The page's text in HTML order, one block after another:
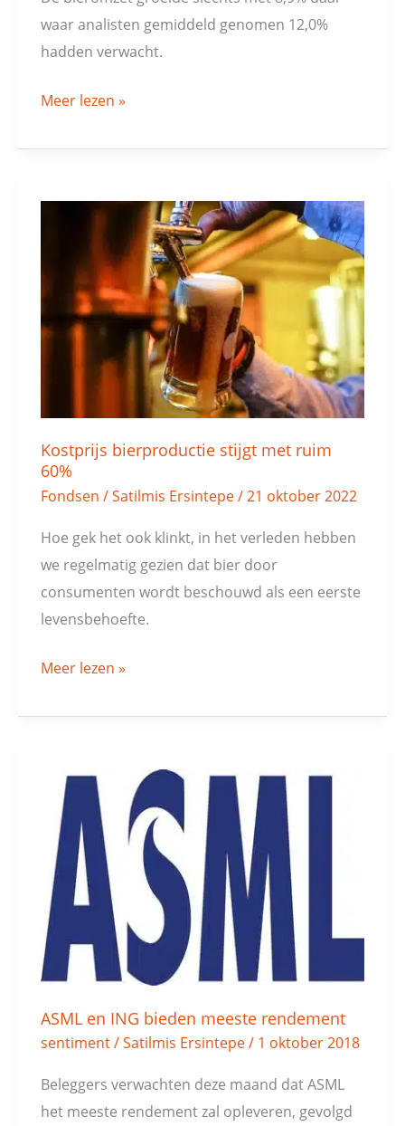
waar analisten gemiddeld genomen 12,0%
hadden verwacht.
Meer lezen »
Kostprijs bierproductie stijgt met ruim
60%
Fondsen /Satilmis Ersintepe/21 oktober 2022
Hoe gek het ook klinkt, in het verleden hebben
we regelmatig gezien dat bier door
consumenten wordt beschouwd als een eerste
levensbehoefte.
Kostprijs
bierproductie
stijgt
met
ruim
Meer lezen »
ASML en ING bieden meeste rendement
sentiment/Satilmis Ersintepe/ 1 oktober 2018
Beleggers verwachten deze maand dat ASML
het meeste rendement zal opleveren, gevolgd
ASML
ING
bieden
meeste
rendement